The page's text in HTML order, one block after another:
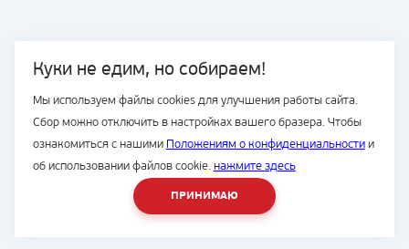
Куки не едим, но собираем!
Мы используем файлы cookies для улучшения работы сайта.
Сбор можно отключить в настройках вашего бразера. Чтобы
ознакомиться с нашими Положениям о конфиденциальностии
об использовании файлов cookie. нажмите здесь
ПРИНИМАЮ